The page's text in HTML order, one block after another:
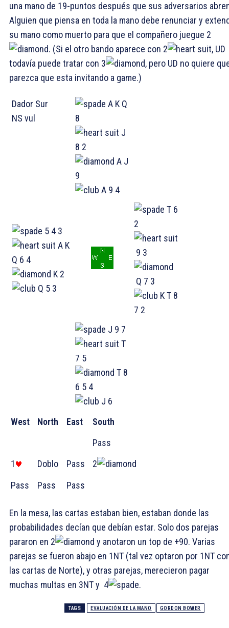
una mano de 19-puntos después que sus adversarios
Alguien que piensa en toda la mano debe renunciar y
su mano como muerto para que el compañero juegue 2
. (Si el otro bando aparece con 2
, UD
todavía puede tratar con 3
, pero UD no quiere
parezca que esta invitando a game.)
Dador Sur
NS vul
A K Q
8
J
8 2
A J
9
A 9 4
5 4 3
A K
Q 6 4
K 2
Q 5 3
T 6
2
9 3
Q 7 3
K T 8
7 2
J 9 7
T
7 5
T 8
6 5 4
J 6
West
North East
South
Pass
1
Doblo Pass
2
Pass
Pass Pass
En la mesa, las cartas estaban bien, estaban donde las
probabilidades decían que debían estar. Solo dos parejas
pararon en 2
y anotaron un top de +90. Varias
parejas se fueron abajo en 1NT (tal vez optaron por 1NT
las cartas de Norte), y otras parejas, merecieron pagar
muchas multas en 3NT y 4
.
TAGS EVALUACIÓN DE LA MANO GORDON BOWER